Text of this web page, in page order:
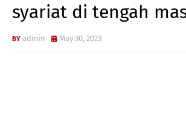
syariat di tengah
admin May 30, 2023